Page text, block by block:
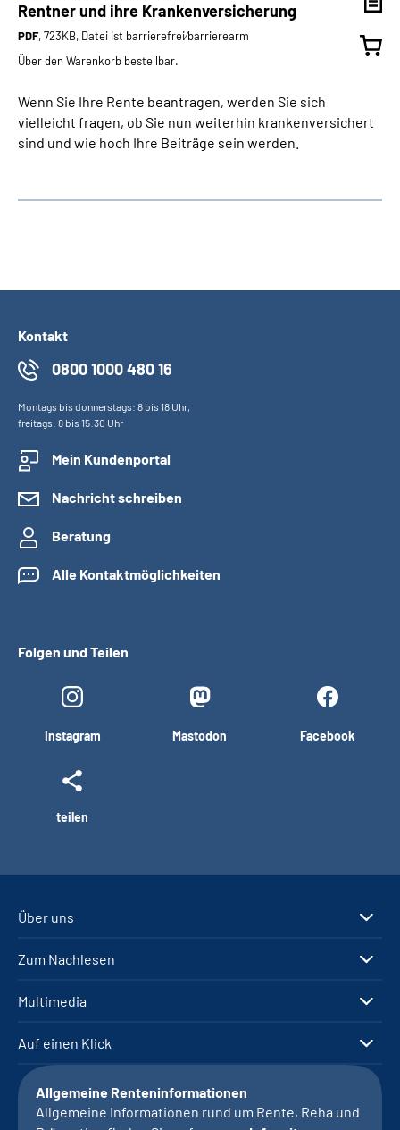
Rentner und ihre Krankenversicherung
PDF, 723KB, Datei ist barrierefrei⁄barrierearm
Über den Warenkorb bestellbar.
Wenn Sie Ihre Rente beantragen, werden Sie sich
vielleicht fragen, ob Sie nun weiterhin krankenversichert
sind und wie hoch Ihre Beiträge sein werden.
Kontakt
0800 1000 480 16
Montags bis donnerstags: 8 bis 18 Uhr,
freitags: 8 bis 15:30 Uhr
Mein Kundenportal
Nachricht schreiben
Beratung
Alle Kontaktmöglichkeiten
Folgen und Teilen
Instagram Mastodon Facebook
teilen
Über uns
Zum Nachlesen
Multimedia
Auf einen Klick
Allgemeine Renteninformationen
Allgemeine Informationen rund um Rente, Reha und